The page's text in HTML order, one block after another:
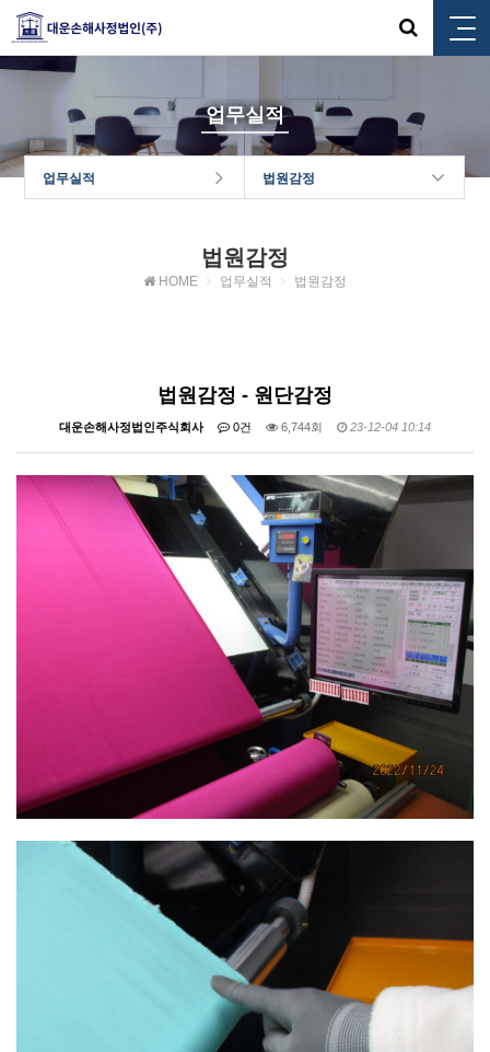
업무실적
업무실적 법원감정
법원감정
HOME 업무실적 법원감정
법원감정 - 원단감정
대운손해사정법인주식회사 0건 6,744회 23-12-04 10:14